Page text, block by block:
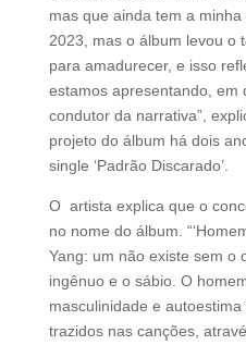
mas que ainda tem a
2023, mas o álbum levou o
para amadurecer, e isso
estamos apresentando, em
condutor da narrativa”,
projeto do álbum há dois
single ‘Padrão Discarado’.
O artista explica que o
no nome do álbum.
Yang: um não existe sem o
ingênuo e o sábio. O
masculinidade e
trazidos nas canções,